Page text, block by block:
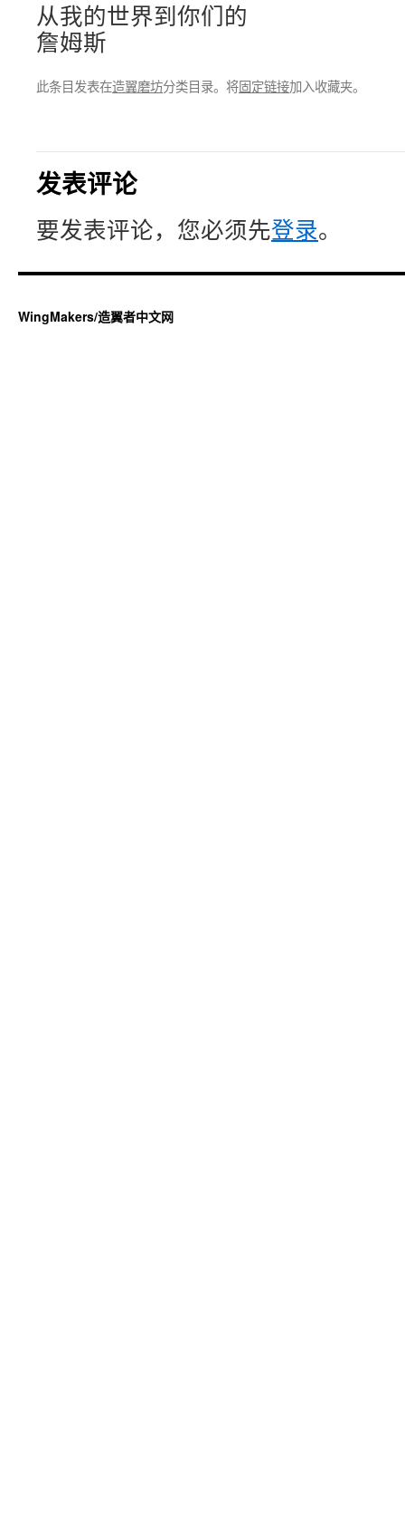
从我的世界到你们的
詹姆斯
此条目发表在造翼磨坊分类目录。将固定链接加入收藏夹。
发表评论
要发表评论，您必须先登录。
WingMakers/造翼者中文网